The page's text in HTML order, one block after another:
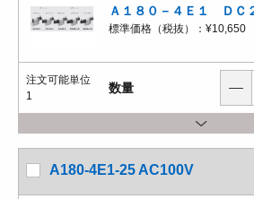
Ａ１８０－４Ｅ１ ＤＣ
標準価格（税抜）： ¥10,650
注文可能単位
1
数量
A180-4E1-25 AC100V